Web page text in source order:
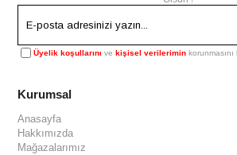
Üyelik koşullarını vekişisel verilerimin
Kurumsal
Anasayfa
Hakkımızda
Mağazalarımız